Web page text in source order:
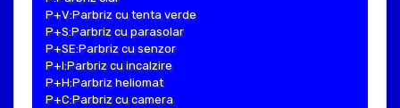
P+V:Parbriz cu tenta verde
P+S:Parbriz cu parasolar
P+SE:Parbriz cu senzor
P+I:Parbriz cu incalzire
P+H:Parbriz heliomat
P+C:Parbriz cu camera